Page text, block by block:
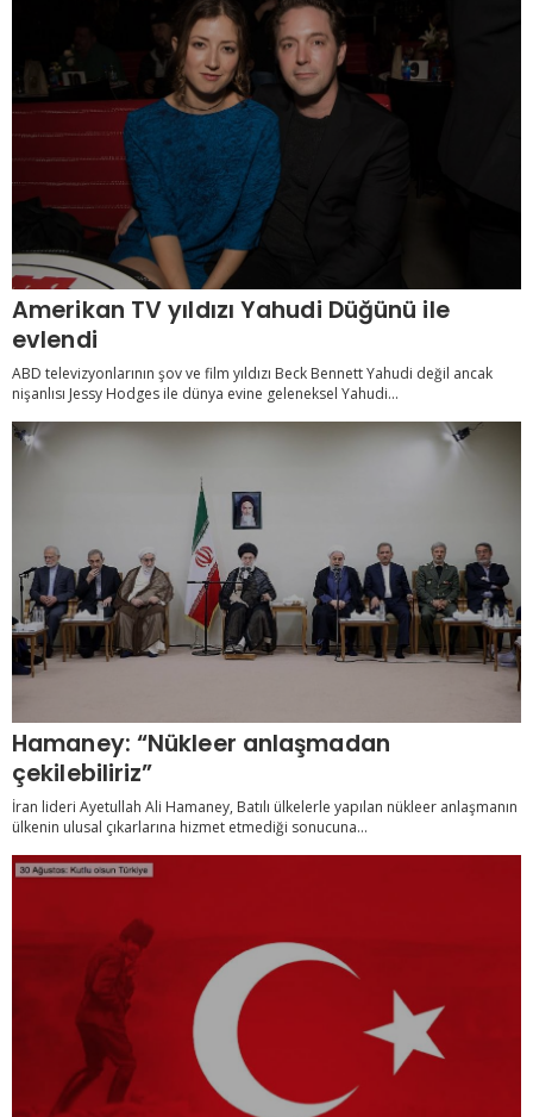
Amerikan TV yıldızı Yahudi Düğünü ile
evlendi
ABD televizyonlarının şov ve film yıldızı Beck Bennett Yahudi değil ancak
nişanlısı Jessy Hodges ile dünya evine geleneksel Yahudi...
Hamaney: “Nükleer anlaşmadan
çekilebiliriz”
İran lideri Ayetullah Ali Hamaney, Batılı ülkelerle yapılan nükleer anlaşmanın
ülkenin ulusal çıkarlarına hizmet etmediği sonucuna...